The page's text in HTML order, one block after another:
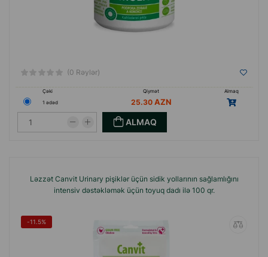
(0 Rəylər)
Çəki Qiymət
Almaq
1 ədəd
25.30
ALMAQ
Ləzzət Canvit Urinary pişiklər üçün sidik yollarının sağlamlığını
intensiv dəstəkləmək üçün toyuq dadı ilə 100 qr.
-11.5%